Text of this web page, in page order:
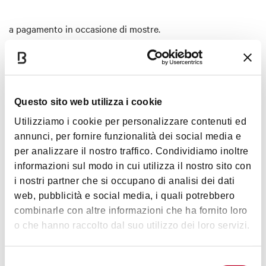
Questo sito web utilizza i cookie
Utilizziamo i cookie per personalizzare contenuti ed
annunci, per fornire funzionalità dei social media e
per analizzare il nostro traffico. Condividiamo inoltre
informazioni sul modo in cui utilizza il nostro sito con
i nostri partner che si occupano di analisi dei dati
web, pubblicità e social media, i quali potrebbero
combinarle con altre informazioni che ha fornito loro
o che hanno raccolto dal suo utilizzo dei loro servizi.
a pagamento in occasione di mostre.
Interessi
Arte e Cultura